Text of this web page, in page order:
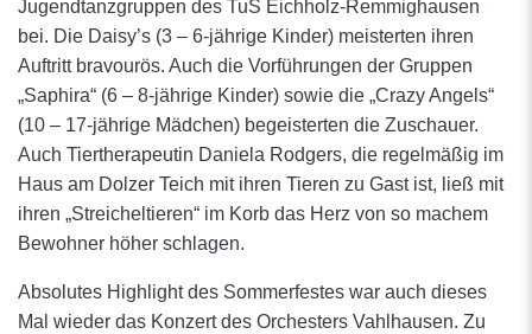
Jugendtanzgruppen des TuS Eichholz-Remmighausen
bei. Die Daisy’s (3 – 6-jährige Kinder) meisterten ihren
Auftritt bravourös. Auch die Vorführungen der Gruppen
„Saphira“ (6 – 8-jährige Kinder) sowie die „Crazy Angels“
(10 – 17-jährige Mädchen) begeisterten die Zuschauer.
Auch Tiertherapeutin Daniela Rodgers, die regelmäßig im
Haus am Dolzer Teich mit ihren Tieren zu Gast ist, ließ mit
ihren „Streicheltieren“ im Korb das Herz von so machem
Bewohner höher schlagen.
Absolutes Highlight des Sommerfestes war auch dieses
Mal wieder das Konzert des Orchesters Vahlhausen. Zu